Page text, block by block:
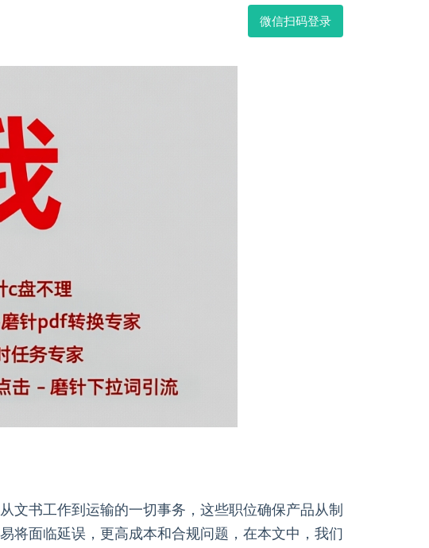
微信扫码登录
文书工作到运输的一切事务，这些职位确保产品从制
将面临延误，更高成本和合规问题，在本文中，我们